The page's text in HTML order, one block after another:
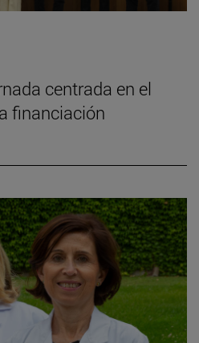
centrada en el
financiación